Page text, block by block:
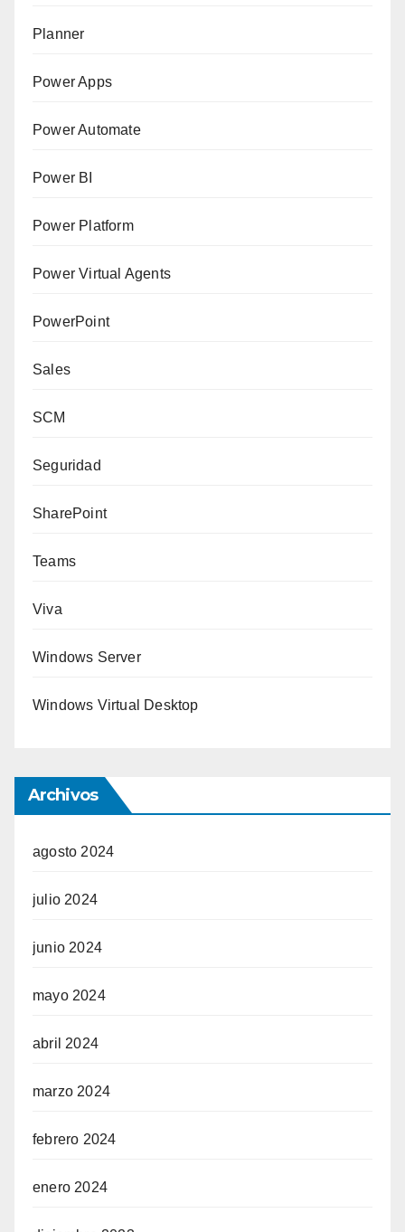
Planner
Power Apps
Power Automate
Power BI
Power Platform
Power Virtual Agents
PowerPoint
Sales
SCM
Seguridad
SharePoint
Teams
Viva
Windows Server
Windows Virtual Desktop
Archivos
agosto 2024
julio 2024
junio 2024
mayo 2024
abril 2024
marzo 2024
febrero 2024
enero 2024